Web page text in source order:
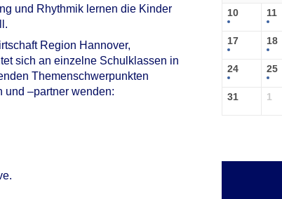
und Rhythmik lernen die Kinder
Region Hannover,
sich an einzelne Schulklassen in
Themenschwerpunkten
und –partner wenden:
10 11
17 18
24 25
31 1